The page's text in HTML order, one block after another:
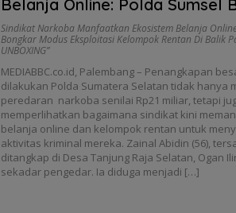
Belanja Online: Polda Sumsel
Modus Eksploitasi Kelompok
Balik Paket “WAJIB VIDEO
Sindikat Narkoba Manfaatkan Ekosistem Belanja
Bongkar Modus Eksploitasi Kelompok Rentan Di Balik
UNBOXING”
MEDIABBC.co.id, Palembang – Penangkapan
dilakukan Polda Sumatera Selatan tidak hanya
peredaran narkoba senilai Rp21 miliar, tetapi
memperlihatkan bagaimana sindikat kini
belanja online dan kelompok rentan untuk
aktivitas kriminal mereka. Zainal Abidin (56),
ditangkap di Desa Tanjung Raja Selatan, Ogan
sekadar pengedar. Ia diduga menjadi […]